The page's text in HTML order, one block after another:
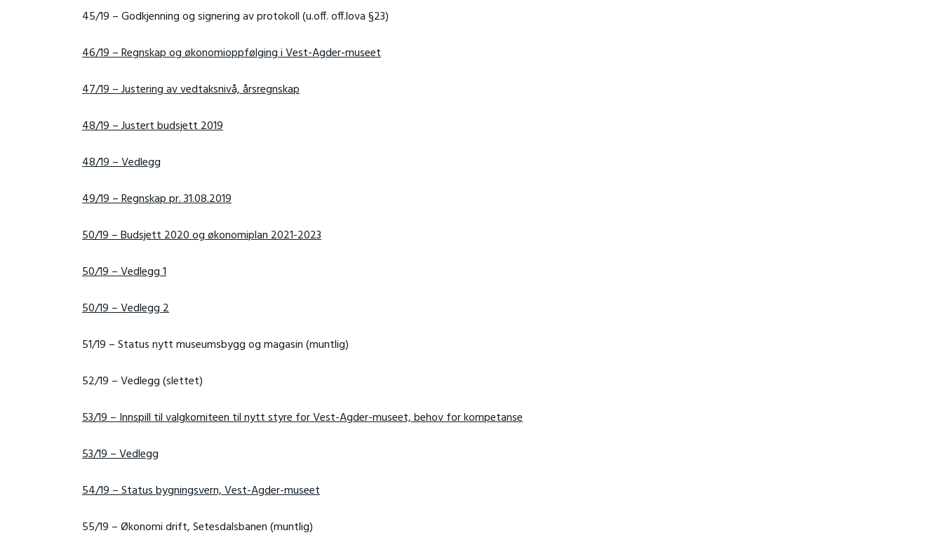
45/19 – Godkjenning og signering av protokoll (u.off. off.lova §23)
46/19 – Regnskap og økonomioppfølging i Vest-Agder-museet
47/19 – Justering av vedtaksnivå, årsregnskap
48/19 – Justert budsjett 2019
48/19 – Vedlegg
49/19 – Regnskap pr. 31.08.2019
50/19 – Budsjett 2020 og økonomiplan 2021-2023
50/19 – Vedlegg 1
50/19 – Vedlegg 2
51/19 – Status nytt museumsbygg og magasin (muntlig)
52/19 – Vedlegg (slettet)
53/19 – Innspill til valgkomiteen til nytt styre for Vest-Agder-museet, behov for kompetanse
53/19 – Vedlegg
54/19 – Status bygningsvern, Vest-Agder-museet
55/19 – Økonomi drift, Setesdalsbanen (muntlig)